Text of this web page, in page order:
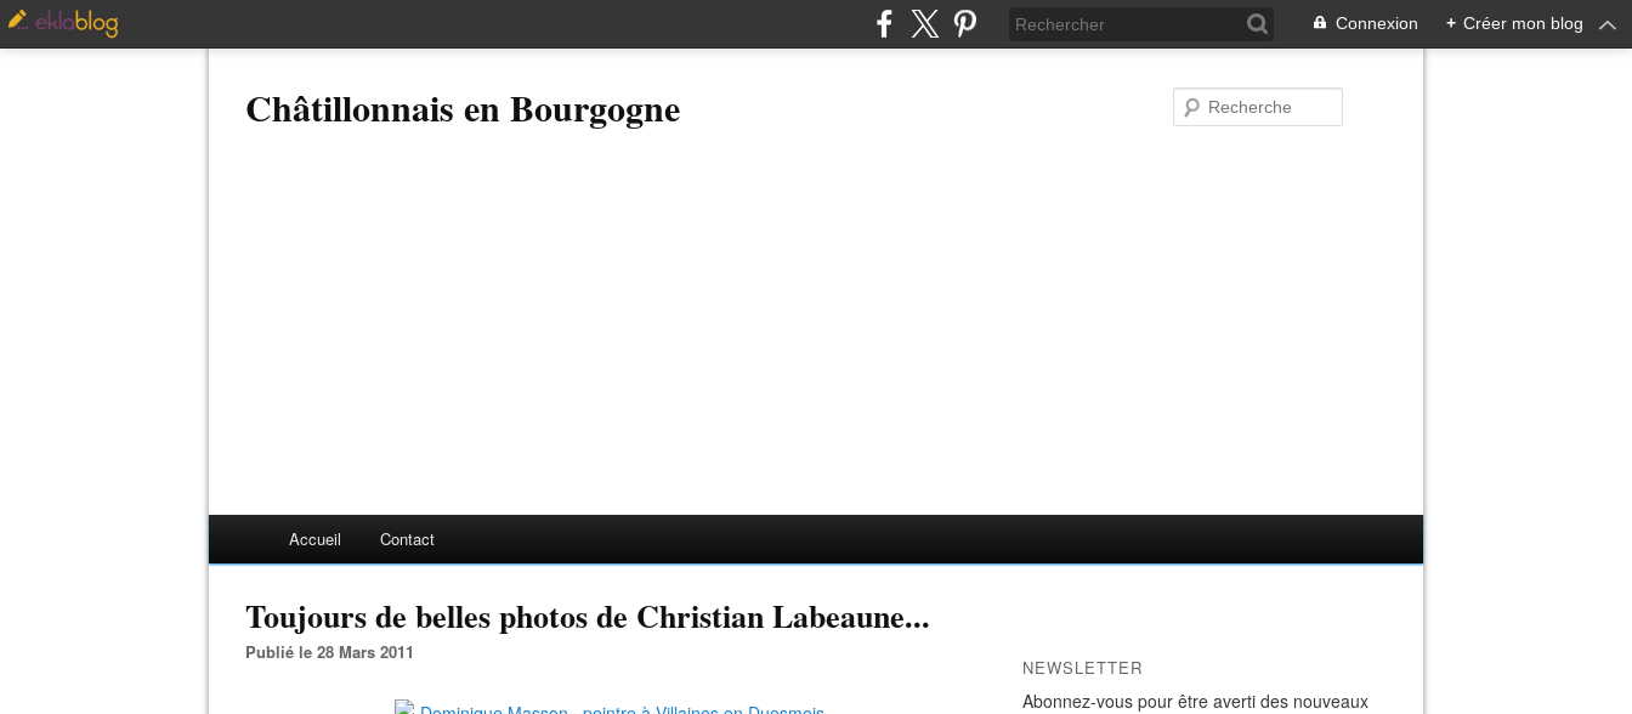
Connexion + Créer mon blog
Châtillonnais en Bourgogne
Accueil Contact
Toujours de belles photos de Christian Labeaune...
Publié le 28 Mars 2011
NEWSLETTER
Abonnez-vous pour être averti des nouveaux